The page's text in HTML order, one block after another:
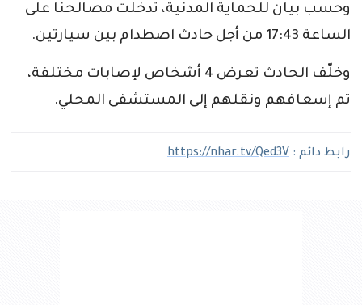
وحسب بيان للحماية المدنية، تدخلت مصالحنا على
الساعة 17:43 من أجل حادث اصطدام بين سيارتين.
وخلّف الحادث تعرض 4 أشخاص لإصابات مختلفة،
تم إسعافهم ونقلهم إلى المستشفى المحلي.
رابط دائم : https://nhar.tv/Qed3V